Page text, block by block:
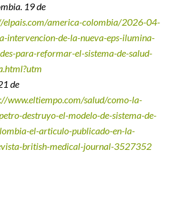
19 de
elpais.com/america-colombia/2026-04-
intervencion-de-la-nueva-eps-ilumina-
para-reformar-el-sistema-de-salud-
de
www.eltiempo.com/salud/como-la-
destruyo-el-modelo-de-sistema-de-
el-articulo-publicado-en-la-
british-medical-journal-3527352